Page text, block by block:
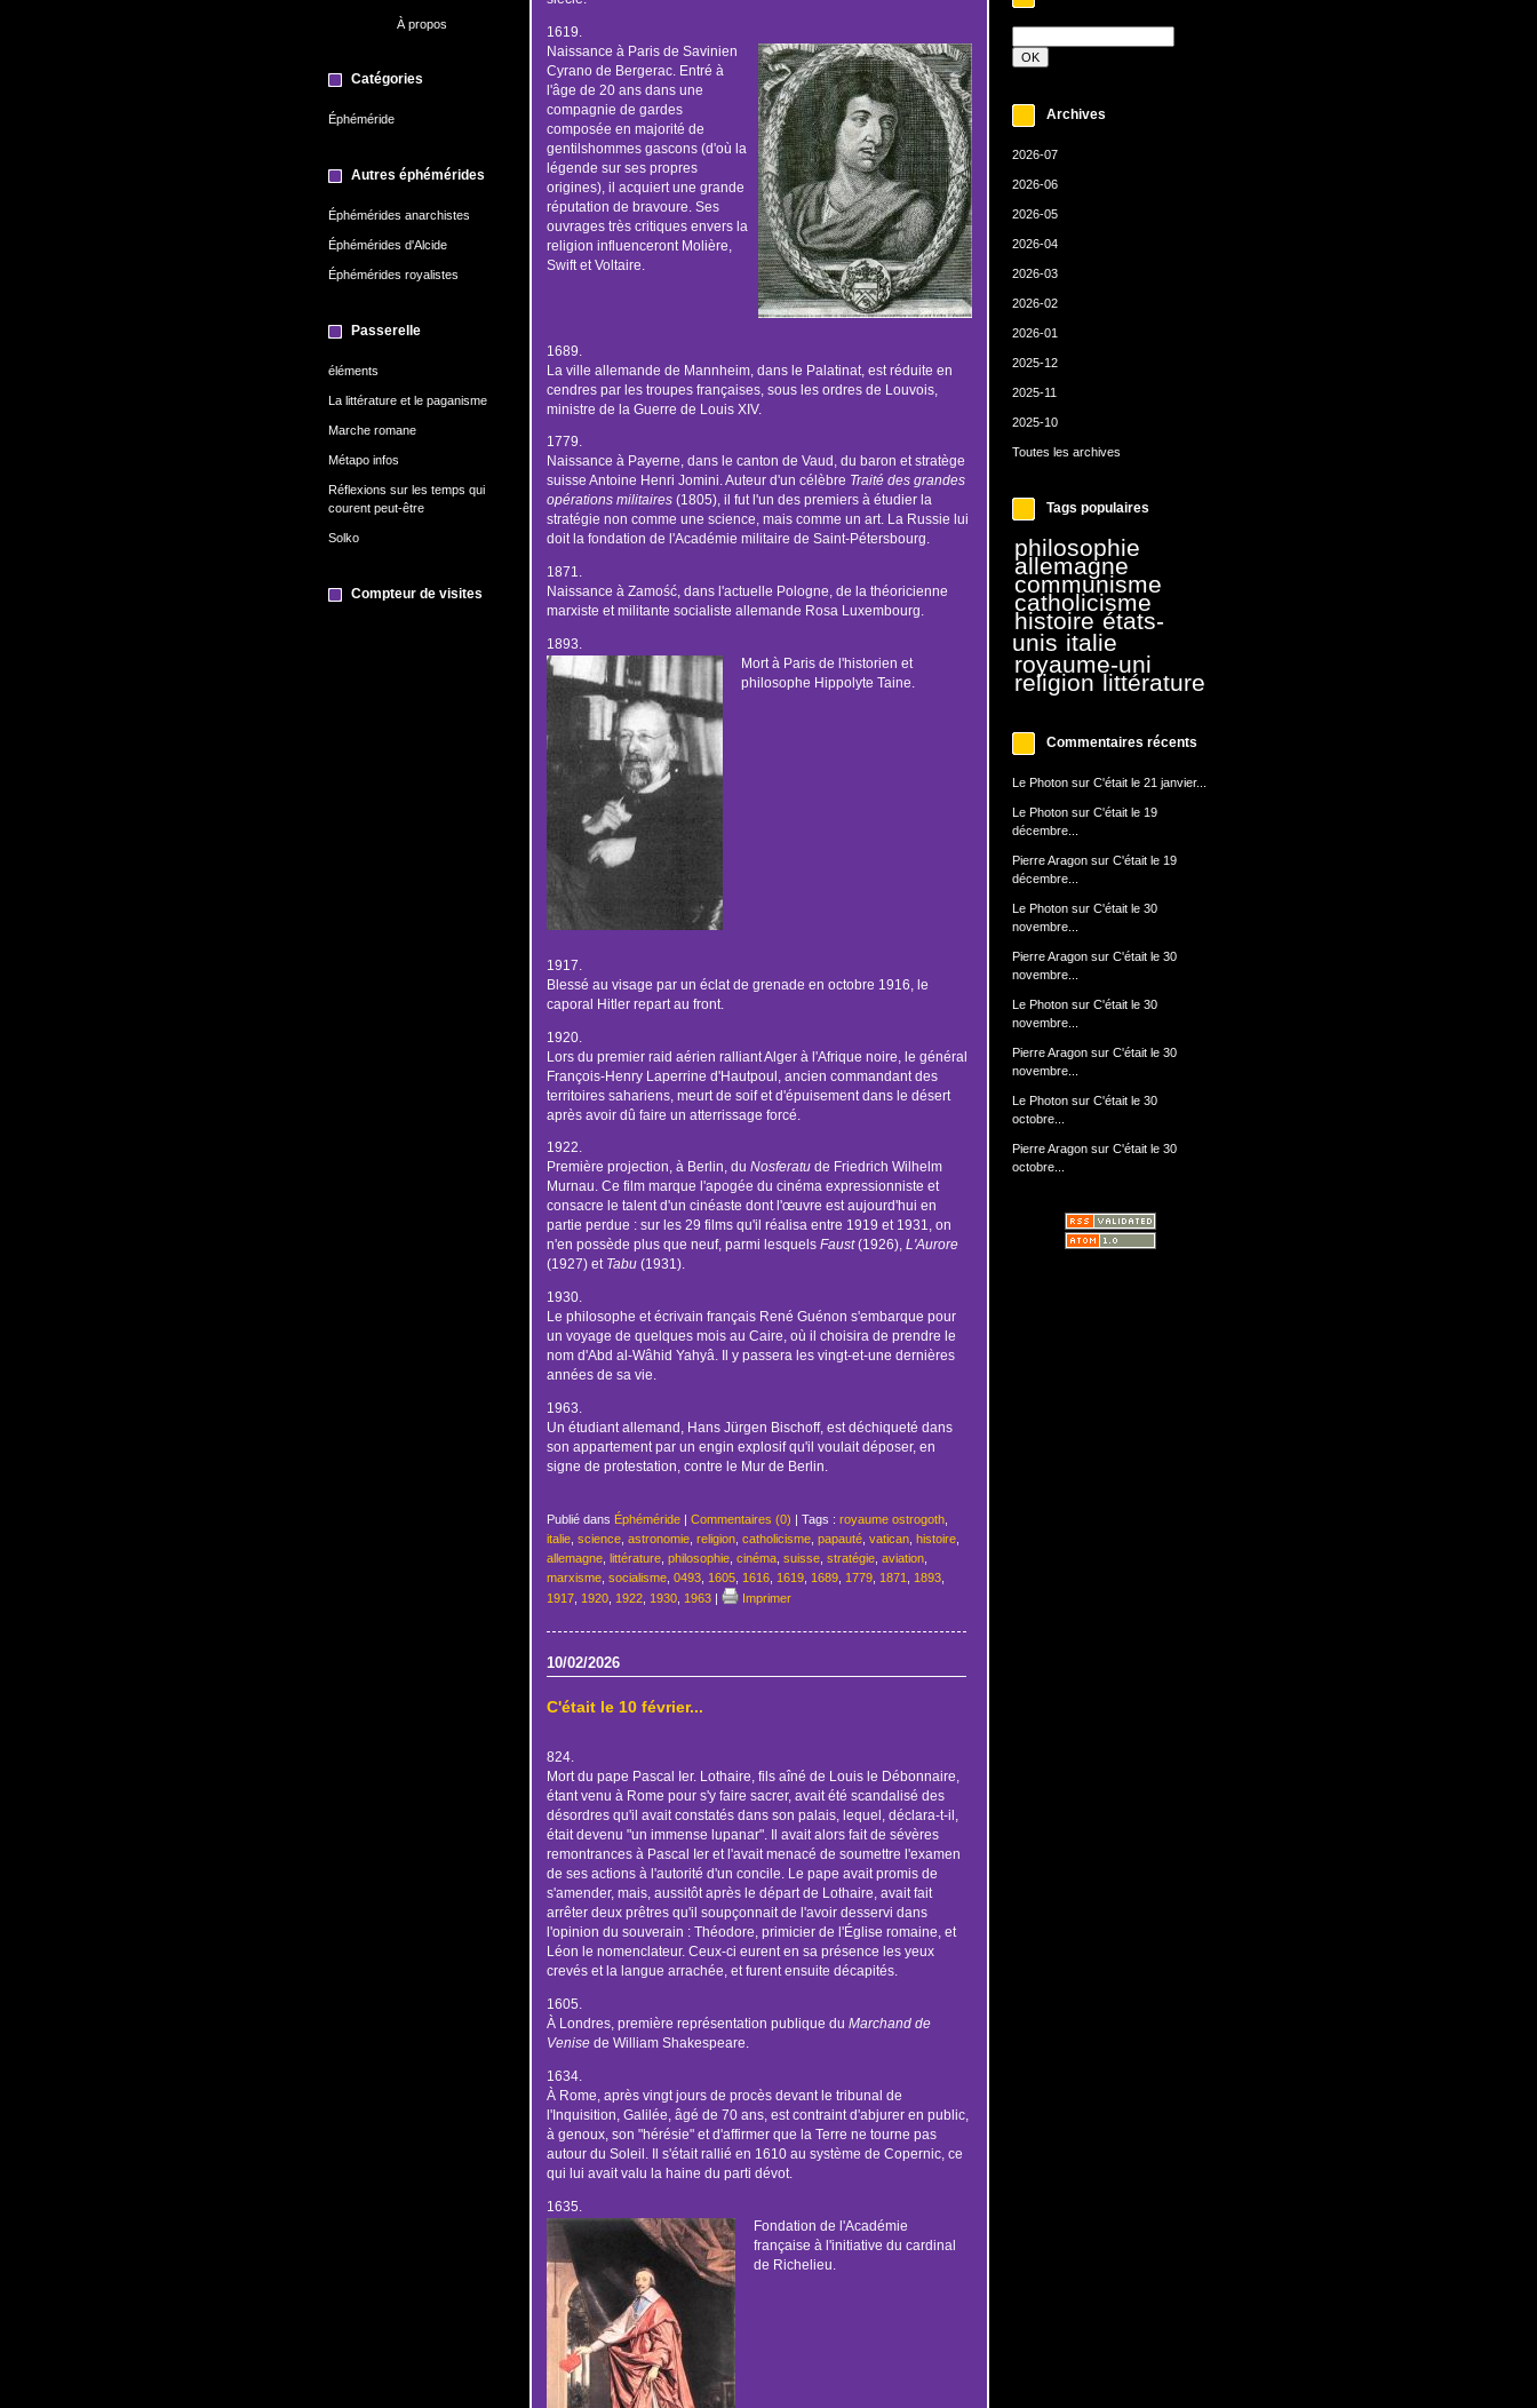
À propos
Catégories
Éphéméride
Autres éphémérides
Éphémérides anarchistes
Éphémérides d'Alcide
Éphémérides royalistes
Passerelle
éléments
La littérature et le paganisme
Marche romane
Métapo infos
Réflexions sur les temps qui
courent peut-être
Solko
Compteur de visites
Archives
2026-07
2026-06
2026-05
2026-04
2026-03
2026-02
2026-01
2025-12
2025-11
2025-10
Toutes les archives
Tags populaires
philosophie
allemagne
communisme
catholicisme
histoire états-
unis italie
royaume-uni
religion littérature
Commentaires récents
Le Photonsur C'était le 21 janvier...
Le Photonsur C'était le 19
décembre...
Pierre Aragonsur C'était le 19
décembre...
Le Photonsur C'était le 30
novembre...
Pierre Aragonsur C'était le 30
novembre...
Le Photonsur C'était le 30
novembre...
Pierre Aragonsur C'était le 30
novembre...
Le Photonsur C'était le 30
octobre...
Pierre Aragonsur C'était le 30
octobre...
1619.
Naissance à Paris de Savinien
Cyrano de Bergerac. Entré à
l'âge de 20 ans dans une
compagnie de gardes
composée en majorité de
gentilshommes gascons (d'où la
légende sur ses propres
origines), il acquiert une grande
réputation de bravoure. Ses
ouvrages très critiques envers la
religion influenceront Molière,
Swift et Voltaire.
1689.
La ville allemande de Mannheim, dans le Palatinat, est réduite en
cendres par les troupes françaises, sous les ordres de Louvois,
ministre de la Guerre de Louis XIV.
1779.
Naissance à Payerne, dans le canton de Vaud, du baron et stratège
suisse Antoine Henri Jomini. Auteur d'un célèbre Traité des grandes
opérations militaires(1805), il fut l'un des premiers à étudier la
stratégie non comme une science, mais comme un art. La Russie lui
doit la fondation de l'Académie militaire de Saint-Pétersbourg.
1871.
Naissance à Zamość, dans l'actuelle Pologne, de la théoricienne
marxiste et militante socialiste allemande Rosa Luxembourg.
1893.
Mort à Paris de l'historien et
philosophe Hippolyte Taine.
1917.
Blessé au visage par un éclat de grenade en octobre 1916, le
caporal Hitler repart au front.
1920.
Lors du premier raid aérien ralliant Alger à l'Afrique noire, le général
François-Henry Laperrine d'Hautpoul, ancien commandant des
territoires sahariens, meurt de soif et d'épuisement dans le désert
après avoir dû faire un atterrissage forcé.
1922.
Première projection, à Berlin, du Nosferatude Friedrich Wilhelm
Murnau. Ce film marque l'apogée du cinéma expressionniste et
consacre le talent d'un cinéaste dont l'œuvre est aujourd'hui en
partie perdue : sur les 29 films qu'il réalisa entre 1919 et 1931, on
n'en possède plus que neuf, parmi lesquels Faust(1926), L'Aurore
(1927) et Tabu(1931).
1930.
Le philosophe et écrivain français René Guénon s'embarque pour
un voyage de quelques mois au Caire, où il choisira de prendre le
nom d'Abd al-Wâhid Yahyâ. Il y passera les vingt-et-une dernières
années de sa vie.
1963.
Un étudiant allemand, Hans Jürgen Bischoff, est déchiqueté dans
son appartement par un engin explosif qu'il voulait déposer, en
signe de protestation, contre le Mur de Berlin.
Publié dans Éphéméride| Commentaires (0) | Tags : royaume ostrogoth,
italie, science, astronomie, religion, catholicisme, papauté, vatican, histoire,
allemagne, littérature, philosophie, cinéma, suisse, stratégie, aviation,
marxisme, socialisme, 0493, 1605, 1616, 1619, 1689, 1779, 1871 1893,
1917, 1920, 1922, 1930, 1963| Imprimer
10/02/2026
C'était le 10 février...
824.
Mort du pape Pascal Ier. Lothaire, fils aîné de Louis le Débonnaire,
étant venu à Rome pour s'y faire sacrer, avait été scandalisé des
désordres qu'il avait constatés dans son palais, lequel, déclara-t-il,
était devenu "un immense lupanar". Il avait alors fait de sévères
remontrances à Pascal Ier et l'avait menacé de soumettre l'examen
de ses actions à l'autorité d'un concile. Le pape avait promis de
s'amender, mais, aussitôt après le départ de Lothaire, avait fait
arrêter deux prêtres qu'il soupçonnait de l'avoir desservi dans
l'opinion du souverain : Théodore, primicier de l'Église romaine, et
Léon le nomenclateur. Ceux-ci eurent en sa présence les yeux
crevés et la langue arrachée, et furent ensuite décapités.
1605.
À Londres, première représentation publique du Marchand de
Venisede William Shakespeare.
1634.
À Rome, après vingt jours de procès devant le tribunal de
l'Inquisition, Galilée, âgé de 70 ans, est contraint d'abjurer en public,
à genoux, son "hérésie" et d'affirmer que la Terre ne tourne pas
autour du Soleil. Il s'était rallié en 1610 au système de Copernic, ce
qui lui avait valu la haine du parti dévot.
1635.
Fondation de l'Académie
française à l'initiative du cardinal
de Richelieu.